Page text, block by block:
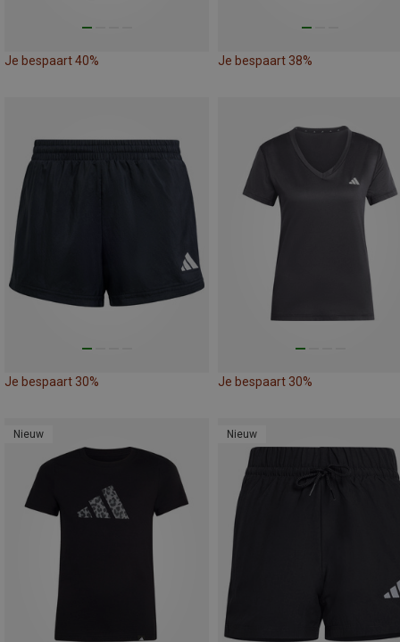
Je bespaart 40% Je bespaart 38%
Je bespaart 30% Je bespaart 30%
Nieuw Nieuw